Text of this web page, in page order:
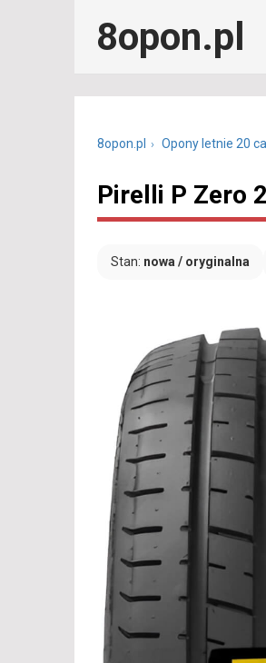
8opon.pl
8opon.pl Opony letnie 20
Pirelli P Zero
Stan: nowa / oryginalna